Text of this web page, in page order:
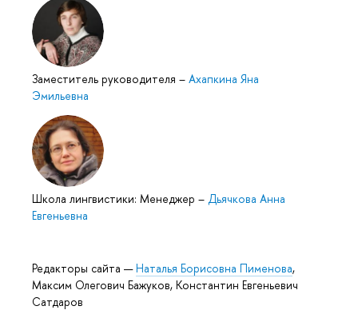
Заместитель руководителя – Ахапкина Яна
Эмильевна
Школа лингвистики: Менеджер – Дьячкова Анна
Евгеньевна
Редакторы сайта —Наталья Борисовна Пименова,
Максим Олегович Бажуков, Константин Евгеньевич
Сатдаров